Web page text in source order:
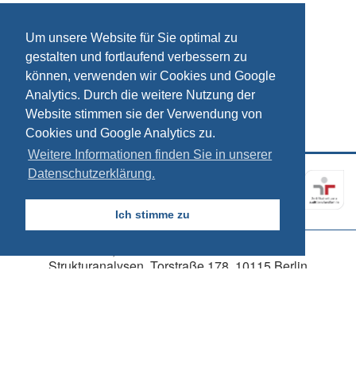
Um unsere Website für Sie optimal zu
gestalten und fortlaufend verbessern zu
können, verwenden wir Cookies und Google
Analytics. Durch die weitere Nutzung der
Website stimmen sie der Verwendung von
Cookies und Google Analytics zu.
Weitere Informationen finden Sie in unserer
Datenschutzerklärung.
Ich stimme zu
Datenschutz
Strukturanalysen, Torstraße 178, 10115 Berlin